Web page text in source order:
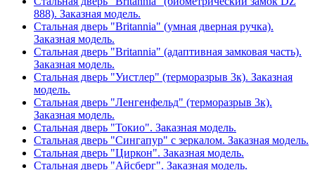
888). Заказная модель.
Стальная дверь "Britannia" (умная дверная ручка).
Заказная модель.
Стальная дверь "Britannia" (адаптивная замковая часть).
Заказная модель.
Стальная дверь "Уистлер" (терморазрыв 3к). Заказная
модель.
Стальная дверь "Ленгенфельд" (терморазрыв 3к).
Заказная модель.
Стальная дверь "Токио". Заказная модель.
Стальная дверь "Сингапур" с зеркалом. Заказная модель.
Стальная дверь "Циркон". Заказная модель.
Стальная дверь "Айсберг". Заказная модель.